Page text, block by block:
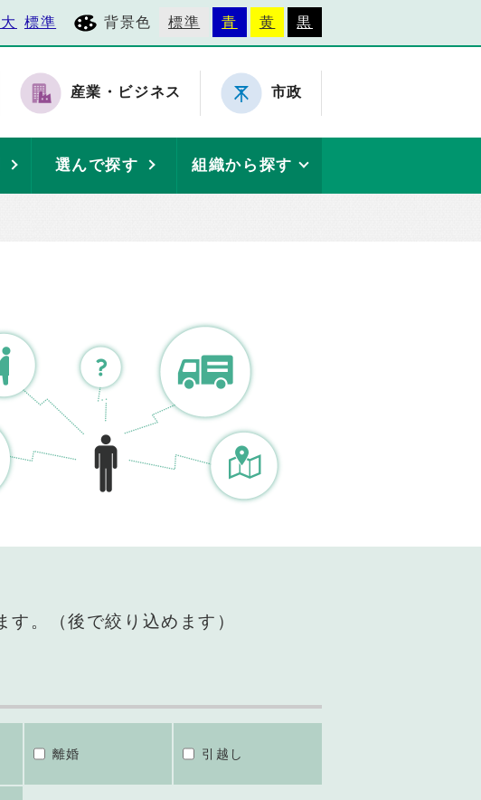
標準 背景色 標準 青 黄 黒
産業・ビジネス 市政
選んで探す 組織から探す
。（後で絞り込めます）
離婚 引越し